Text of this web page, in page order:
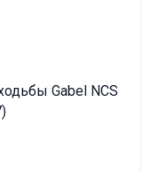
Gabel NCS